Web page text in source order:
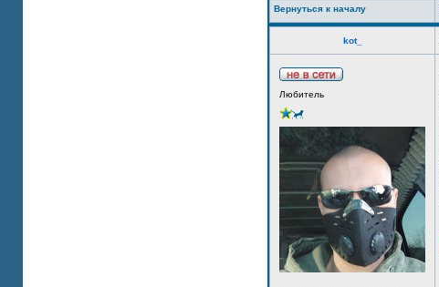
Вернуться к началу
kot_
Любитель